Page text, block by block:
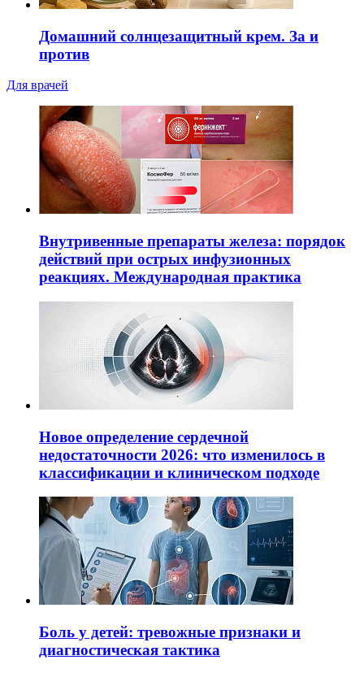
Домашний солнцезащитный крем. За и
против
Для врачей
Внутривенные препараты железа: порядок
действий при острых инфузионных
реакциях. Международная практика
Новое определение сердечной
недостаточности 2026: что изменилось в
классификации и клиническом подходе
Боль у детей: тревожные признаки и
диагностическая тактика